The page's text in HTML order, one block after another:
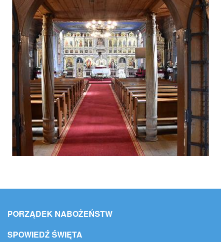
PORZĄDEK NABOŻEŃSTW
SPOWIEDŹ ŚWIĘTA